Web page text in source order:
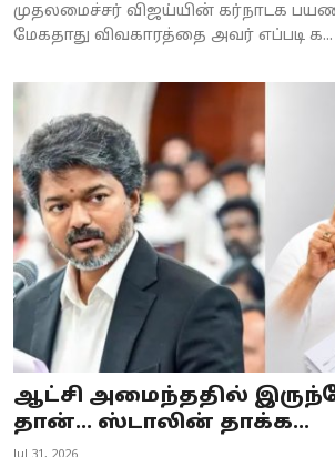
முதலமைச்சர் விஜய்யின் கர்நாடக
மேகதாது விவகாரத்தை அவர் எப்படி க...
ஆட்சி அமைந்ததில்
தான்... ஸ்டாலின் தாக்க...